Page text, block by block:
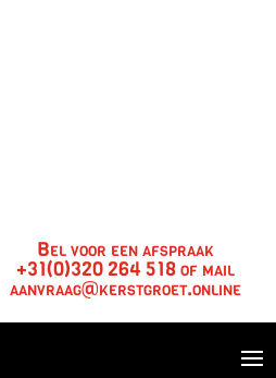
Bel voor een afspraak
+31(0)320 264 518 of mail
aanvraag@kerstgroet.online